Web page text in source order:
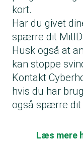
kort.
Har du givet
spærre dit
Husk også at
kan stoppe
Kontakt
hvis du har
også spærre dit
Læs mere